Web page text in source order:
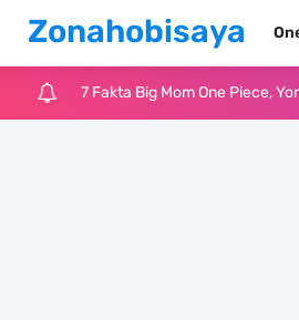
Zonahobisaya
7 Fakta Yamato One Piece,